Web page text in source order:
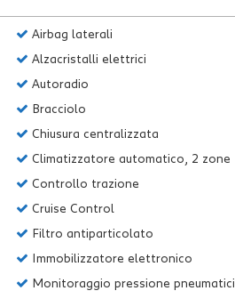
Airbag laterali
Alzacristalli elettrici
Autoradio
Bracciolo
Chiusura centralizzata
Climatizzatore automatico, 2 zone
Controllo trazione
Cruise Control
Filtro antiparticolato
Immobilizzatore elettronico
Monitoraggio pressione pneumatici